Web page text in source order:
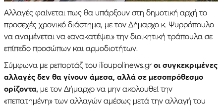
Αλλαγές φαίνεται πως θα υπάρξουν στη δημοτική αρχή το
προσεχές χρονικό διάστημα, με τον Δήμαρχο κ. Ψυρρόπουλο
να αναμένεται να «ανακατέψει» την διοικητική τράπουλα σε
επίπεδο προσώπων και αρμοδιοτήτων.
Σύμφωνα με ρεπορτάζ του ilioupolinews.grοι συγκεκριμένες
αλλαγές δεν θα γίνουν άμεσα, αλλά σε μεσοπρόθεσμο
ορίζοντα, με τον Δήμαρχο να μην ακολουθεί την
«πεπατημένη» των αλλαγών αμέσως μετά την αλλαγή του